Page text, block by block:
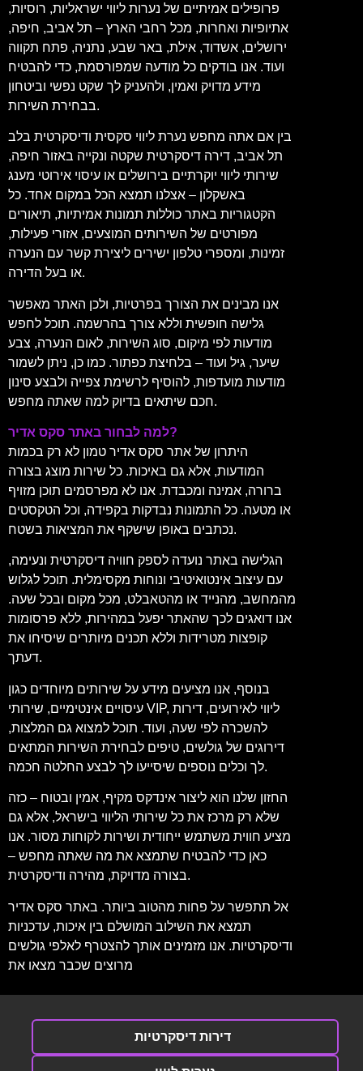
פרופילים אמיתיים של נערות ליווי ישראליות, רוסיות,
אתיופיות ואחרות, מכל רחבי הארץ – תל אביב, חיפה,
ירושלים, אשדוד, אילת, באר שבע, נתניה, פתח תקווה
ועוד. אנו בודקים כל מודעה שמפורסמת, כדי להבטיח
מידע מדויק ואמין, ולהעניק לך שקט נפשי וביטחון
בבחירת השירות.
בין אם אתה מחפש נערת ליווי סקסית ודיסקרטית בלב
תל אביב, דירה דיסקרטית שקטה ונקייה באזור חיפה,
שירותי ליווי יוקרתיים בירושלים או עיסוי אירוטי מענג
באשקלון – אצלנו תמצא הכל במקום אחד. כל
הקטגוריות באתר כוללות תמונות אמיתיות, תיאורים
מפורטים של השירותים המוצעים, אזורי פעילות,
זמינות, ומספרי טלפון ישירים ליצירת קשר עם הנערה
או בעל הדירה.
אנו מבינים את הצורך בפרטיות, ולכן האתר מאפשר
גלישה חופשית וללא צורך בהרשמה. תוכל לחפש
מודעות לפי מיקום, סוג השירות, לאום הנערה, צבע
שיער, גיל ועוד – בלחיצת כפתור. כמו כן, ניתן לשמור
מודעות מועדפות, להוסיף לרשימת צפייה ולבצע סינון
חכם שיתאים בדיוק למה שאתה מחפש.
למה לבחור באתר סקס אדיר?
היתרון של אתר סקס אדיר טמון לא רק בכמות
המודעות, אלא גם באיכות. כל שירות מוצג בצורה
ברורה, אמינה ומכבדת. אנו לא מפרסמים תוכן מזויף
או מטעה. כל התמונות נבדקות בקפידה, וכל הטקסטים
נכתבים באופן שישקף את המציאות בשטח.
הגלישה באתר נועדה לספק חוויה דיסקרטית ונעימה,
עם עיצוב אינטואיטיבי ונוחות מקסימלית. תוכל לגלוש
מהמחשב, מהנייד או מהטאבלט, מכל מקום ובכל שעה.
אנו דואגים לכך שהאתר יפעל במהירות, ללא פרסומות
קופצות מטרידות וללא תכנים מיותרים שיסיחו את
דעתך.
בנוסף, אנו מציעים מידע על שירותים מיוחדים כגון
עיסויים אינטימיים, שירותי VIP, ליווי לאירועים, דירות
להשכרה לפי שעה, ועוד. תוכל למצוא גם המלצות,
דירוגים של גולשים, טיפים לבחירת השירות המתאים
לך וכלים נוספים שיסייעו לך לבצע החלטה חכמה.
החזון שלנו הוא ליצור אינדקס מקיף, אמין ובטוח – כזה
שלא רק מרכז את כל שירותי הליווי בישראל, אלא גם
מציע חווית משתמש ייחודית ושירות לקוחות מסור. אנו
כאן כדי להבטיח שתמצא את מה שאתה מחפש –
בצורה מדויקת, מהירה ודיסקרטית.
אל תתפשר על פחות מהטוב ביותר. באתר סקס אדיר
תמצא את השילוב המושלם בין איכות, עדכניות
ודיסקרטיות. אנו מזמינים אותך להצטרף לאלפי גולשים
מרוצים שכבר מצאו את
דירות דיסקרטיות